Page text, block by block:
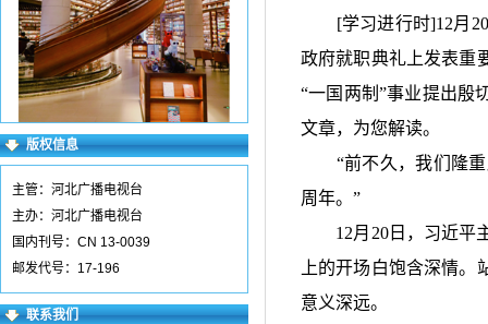
版权信息
主管：河北广播电视台
主办：河北广播电视台
国内刊号：CN 13-0039
邮发代号：17-196
联系我们
[学习进行时]12月 20
政府就职典礼上发表重
“一国两制”事业提出殷
文章，为您解读。
“前不久，我们隆
周年。 ”
12月 20日，习近平
上的开场白饱含深情
意义深远。